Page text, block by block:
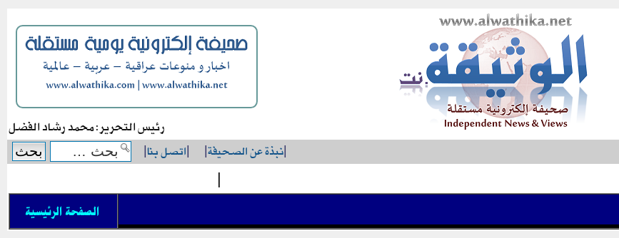
رئيس التحرير: محمد رشاد الفضل
|نبذة عن الصحيفة|
|اتصل بنا|
|
الصفحة الرئيسية